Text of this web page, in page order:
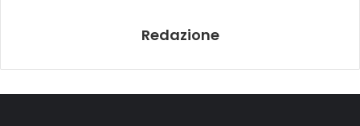
Redazione